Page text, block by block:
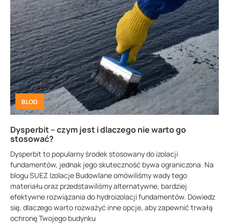
BLOG
Dysperbit – czym jest i dlaczego nie warto go
stosować?
Dysperbit to popularny środek stosowany do izolacji
fundamentów, jednak jego skuteczność bywa ograniczona. Na
blogu SUEZ Izolacje Budowlane omówiliśmy wady tego
materiału oraz przedstawiliśmy alternatywne, bardziej
efektywne rozwiązania do hydroizolacji fundamentów. Dowiedz
się, dlaczego warto rozważyć inne opcje, aby zapewnić trwałą
ochronę Twojego budynku